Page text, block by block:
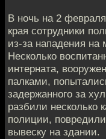
В ночь на 2
края сотрудники
из-за нападения на
Несколько
интерната,
палками,
задержанного за
разбили несколько
полиции,
вывеску на здании.